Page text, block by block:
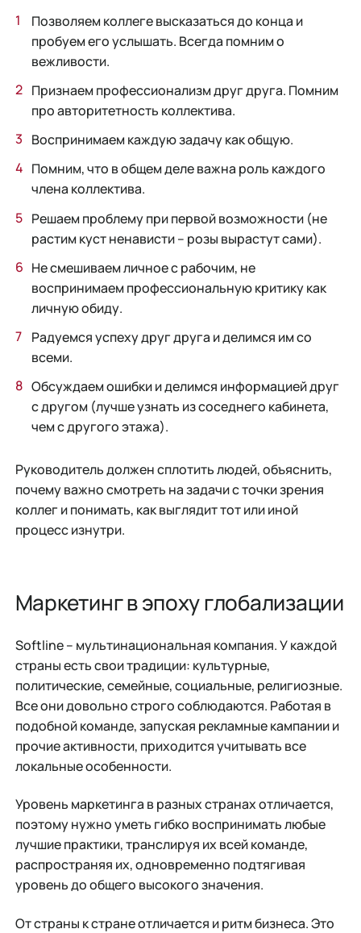
Позволяем коллеге высказаться до конца и
пробуем его услышать. Всегда помним о
вежливости.
Признаем профессионализм друг друга. Помним
про авторитетность коллектива.
Воспринимаем каждую задачу как общую.
Помним, что в общем деле важна роль каждого
члена коллектива.
Решаем проблему при первой возможности (не
растим куст ненависти – розы вырастут сами).
Не смешиваем личное с рабочим, не
воспринимаем профессиональную критику как
личную обиду.
Радуемся успеху друг друга и делимся им со
всеми.
Обсуждаем ошибки и делимся информацией друг
с другом (лучше узнать из соседнего кабинета,
чем с другого этажа).
Руководитель должен сплотить людей, объяснить,
почему важно смотреть на задачи с точки зрения
коллег и понимать, как выглядит тот или иной
процесс изнутри.
Маркетинг в эпоху глобализации
Softline – мультинациональная компания. У каждой
страны есть свои традиции: культурные,
политические, семейные, социальные, религиозные.
Все они довольно строго соблюдаются. Работая в
подобной команде, запуская рекламные кампании и
прочие активности, приходится учитывать все
локальные особенности.
Уровень маркетинга в разных странах отличается,
поэтому нужно уметь гибко воспринимать любые
лучшие практики, транслируя их всей команде,
распространяя их, одновременно подтягивая
уровень до общего высокого значения.
От страны к стране отличается и ритм бизнеса. Это